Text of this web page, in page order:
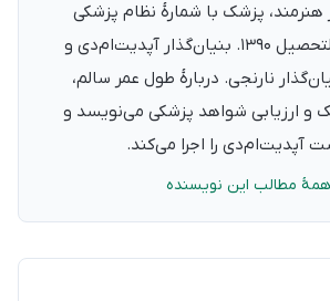
هنرمند، پزشک با شمارهٔ نظام پزشکی
۱۳۵۴۰۵، فارغ‌التحصیل ۱۳۹۰. بنیان‌گذار آپدیت‌ام‌دی و
نارنجی. دربارهٔ طول عمر سالم،
و ارزیابی شواهد پزشکی می‌نویسد و
آپدیت‌ام‌دی را اجرا می‌کند.
همهٔ مطالب این نویسنده